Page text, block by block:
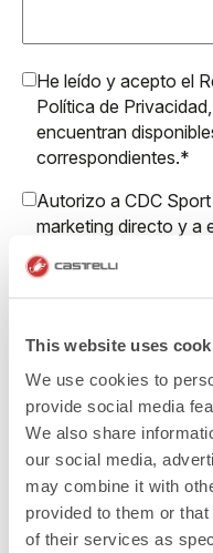
This website uses
We use cookies to
provide social media
We also share
our social media,
may combine it with
provided to them or
of their services as
He leído y acepto el
Política de Privacidad
encuentran
correspondientes.*
Autorizo a CDC
marketing directo y a
con actualizaciones,
reservadas a clientes.
de marketing directo
electrónicos con
promociones
baja de estas
Para obtener más
baja, nuestras
comprometemos a
consulta nuestra